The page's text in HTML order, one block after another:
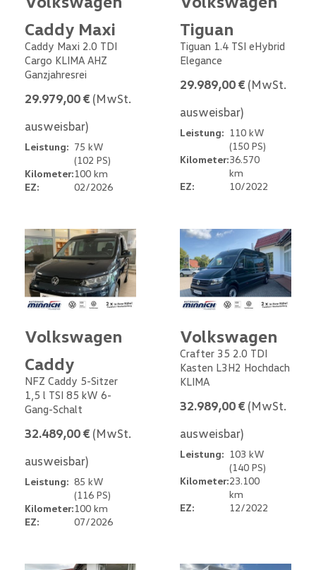
Caddy Maxi
Caddy Maxi 2.0 TDI
Cargo KLIMA AHZ
Ganzjahresrei
29.979,00 € (MwSt.
ausweisbar)
Leistung: 75 kW
(102 PS)
Kilometer:100 km
EZ:
02/2026
Tiguan
Tiguan 1.4 TSI eHybrid
Elegance
29.989,00 € (MwSt.
ausweisbar)
Leistung: 110 kW
(150 PS)
Kilometer:36.570
km
EZ:
10/2022
Volkswagen
Caddy
NFZ Caddy 5-Sitzer
1,5 l TSI 85 kW 6-
Gang-Schalt
32.489,00 € (MwSt.
ausweisbar)
Leistung: 85 kW
(116 PS)
Kilometer:100 km
EZ:
07/2026
Volkswagen
Crafter 35 2.0 TDI
Kasten L3H2 Hochdach
KLIMA
32.989,00 € (MwSt.
ausweisbar)
Leistung: 103 kW
(140 PS)
Kilometer:23.100
km
EZ:
12/2022